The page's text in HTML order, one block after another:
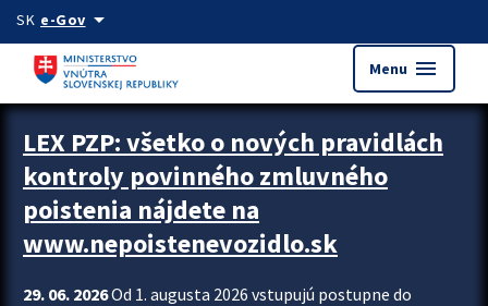
Preskocit na hlavný obsah
SK e-Govarrow_drop_down
Menu menu
Zastavit automatický posun upútavok
LEX PZP: všetko o nových pravidlách
kontroly povinného zmluvného
poistenia nájdete na
www.nepoistenevozidlo.sk
29. 06. 2026Od 1. augusta 2026 vstupujú postupne do